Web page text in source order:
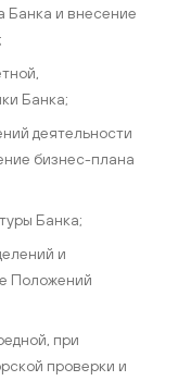
Банка и внесение
Банка;
деятельности
бизнес-плана
Банка;
и
Положений
при
проверки и